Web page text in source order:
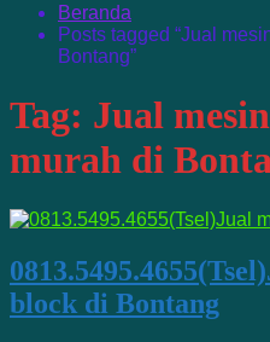
Beranda
Posts tagged “Jual
Bontang”
Tag: Jual
murah di
block di Bontang